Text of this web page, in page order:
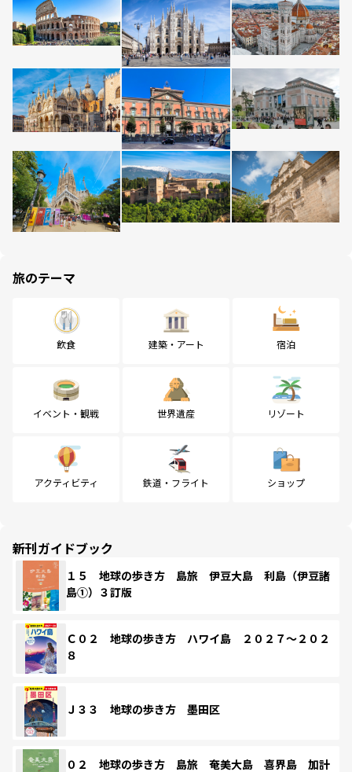
旅のテーマ
飲食 建築・アート 宿泊
イベント・観戦 世界遺産 リゾート
アクティビティ 鉄道・フライト ショップ
新刊ガイドブック
１５ 地球の歩き方 島旅 伊豆大島 利島（伊豆諸
島①）３訂版
Ｃ０２ 地球の歩き方 ハワイ島 ２０２７～２０２
８
Ｊ３３ 地球の歩き方 墨田区
０２ 地球の歩き方 島旅 奄美大島 喜界島 加計